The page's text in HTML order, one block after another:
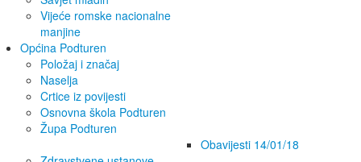
Vijeće romske nacionalne
manjine
Općina Podturen
Položaj i značaj
Naselja
Crtice iz povijesti
Osnovna škola Podturen
Župa Podturen
Obavijesti 14/01/18